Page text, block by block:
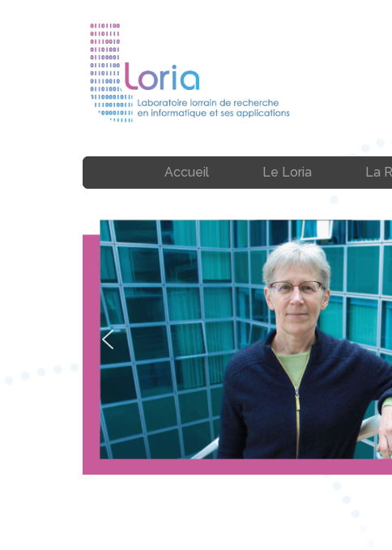
Accueil Le Loria La